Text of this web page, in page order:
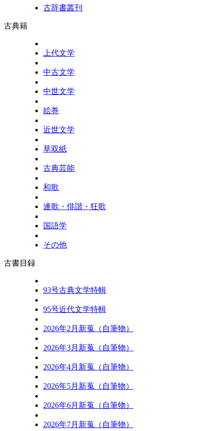
古辞書叢刊
古典籍
上代文学
中古文学
中世文学
絵巻
近世文学
草双紙
古典芸能
和歌
連歌・俳諧・狂歌
国語学
その他
古書目録
93号古典文学特輯
95号近代文学特輯
2026年2月新蒐（自筆物）
2026年3月新蒐（自筆物）
2026年4月新蒐（自筆物）
2026年5月新蒐（自筆物）
2026年6月新蒐（自筆物）
2026年7月新蒐（自筆物）